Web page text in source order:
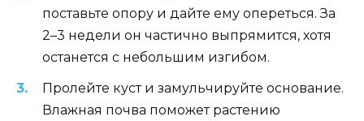
поставьте опору и дайте ему опереться. За
2–3 недели он частично выпрямится, хотя
останется с небольшим изгибом.
Пролейте куст и замульчируйте основание.
Влажная почва поможет растению